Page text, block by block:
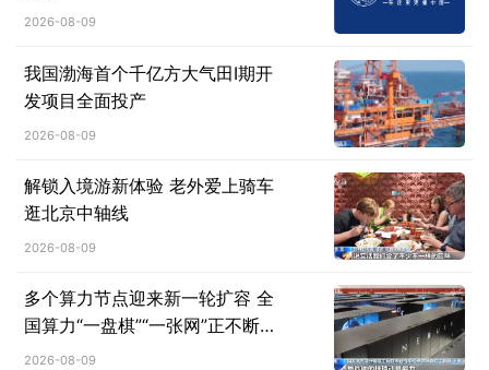
2026-08-09
我国渤海首个千亿方大气田Ⅰ期开
发项目全面投产
2026-08-09
解锁入境游新体验 老外爱上骑车
逛北京中轴线
2026-08-09
多个算力节点迎来新一轮扩容 全
国算力“一盘棋”“一张网”正不断成
型
2026-08-09